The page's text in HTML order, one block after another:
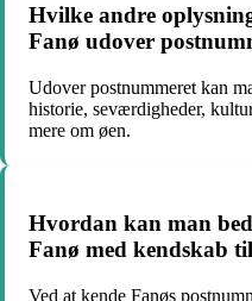
Hvilke andre
Fanø udover
Udover postnummeret kan
historie, seværdigheder,
mere om øen.
Hvordan kan man
Fanø med kendskab
Ved at kende Fanøs